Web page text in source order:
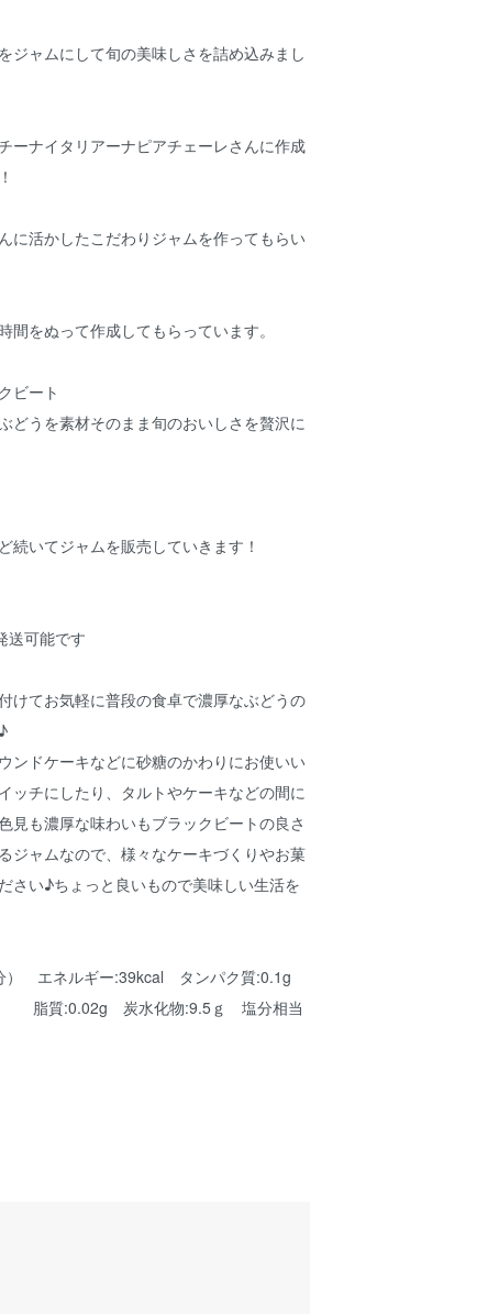
ジャムにして旬の美味しさを詰め込みまし
ーナイタリアーナピアチェーレさんに作成
に活かしたこだわりジャムを作ってもらい
間をぬって作成してもらっています。
ビート
どうを素材そのまま旬のおいしさを贅沢に
続いてジャムを販売していきます！
送可能です
けてお気軽に普段の食卓で濃厚なぶどうの
ンドケーキなどに砂糖のかわりにお使いい
ッチにしたり、タルトやケーキなどの間に
見も濃厚な味わいもブラックビートの良さ
ジャムなので、様々なケーキづくりやお菓
さい♪ちょっと良いもので美味しい生活を
） エネルギー:39kcal タンパク質:0.1g
水化物:9.5ｇ 塩分相当